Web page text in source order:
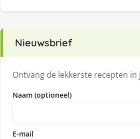
Nieuwsbrief
Ontvang de lekkerste recepten in
Naam (optioneel)
E-mail